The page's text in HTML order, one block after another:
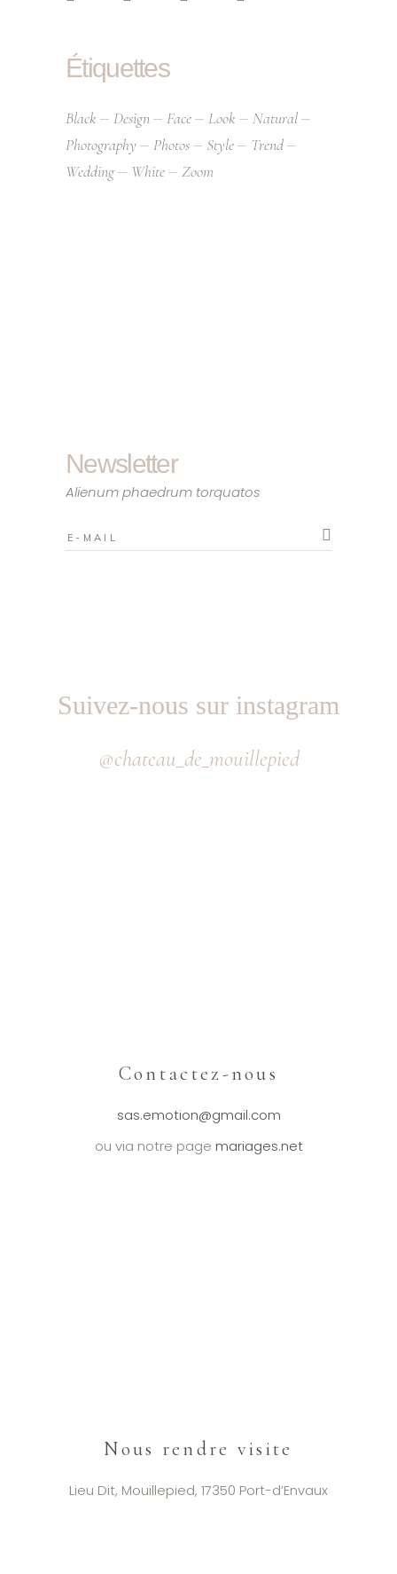
Étiquettes
Black Design Face Look
Natural
Photography
Photos Style
Trend
Wedding
White Zoom
Newsletter
Alienum phaedrum torquatos
Suivez-nous sur instagram
@chateau_de_mouillepied
Contactez-nous
sas.emotion@gmail.com
ou via notre page mariages.net
Nous rendre visite
Lieu Dit, Mouillepied, 17350 Port-d’Envaux